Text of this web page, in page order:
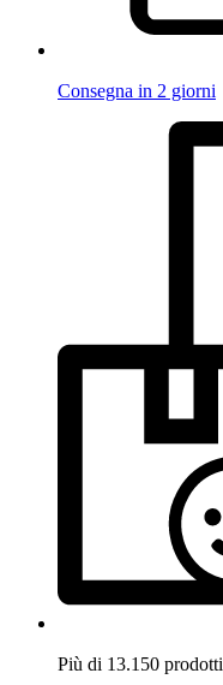
Consegna in 2 giorni
Più di 13.150 prodotti